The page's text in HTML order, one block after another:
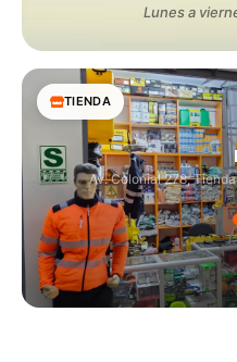
Lunes a
TIENDA
Av. Colonial 278,